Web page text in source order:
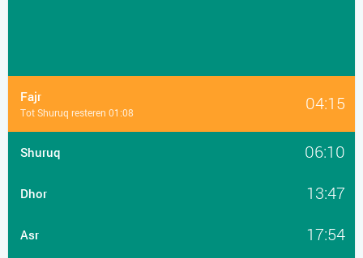
Fajr 04:15
Tot Shuruq resteren 01:08
Shuruq 06:10
Dhor 13:47
Asr 17:54